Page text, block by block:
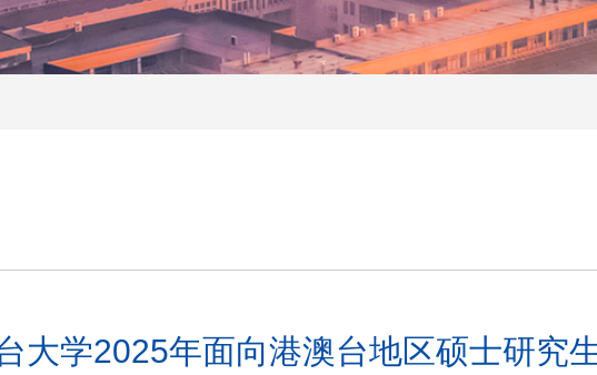
大学2025年面向港澳台地区硕士研究